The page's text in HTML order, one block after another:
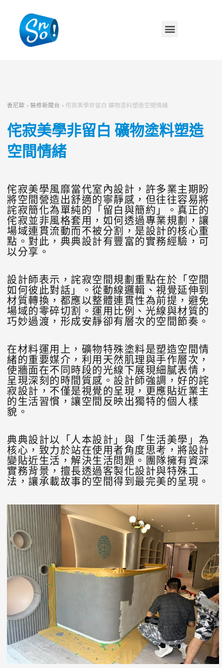
香尼歐 »裝修新聞台 »侘寂美學非留白 礦物塗料塑造空間情緒
侘寂美學非留白 礦物塗料塑造
空間情緒
侘寂美學風靡當代室內設計，許多業主期盼
將空間營造出舒適的寧靜感，但往往容易將
詫寂簡化為單純的「留白與簡約」。真正的
侘寂並非風格套用，如何透過專業規劃，讓
場域連貫流動而不被分割，是設計的核心重
點。對此，典典設計有豐富的實務經驗，可
以分享。
設計師表示，詫寂空間規劃重點在於「空間
如何彼此對話」。從動線邏輯、視覺延伸到
材質轉換，都應以整體連貫性為前提，避免
場域的零碎切割。運用比例、光線與材質的
巧妙過渡，形成安靜卻有層次的空間節奏。
在材料運用上，礦物特殊塗料是塑造空間情
緒的重要媒介，利用天然肌理與手作層次，
使牆面在不同時段的光線下展現細膩表情，
呈現深刻的時間質感。設計師強調，好的詫
寂設計，不僅是視覺的呈現，更應貼近業主
的生活習慣，讓空間反映出獨特的個人樣
貌。
典典設計以「人本設計」與「生活美學」為
核心，致力於站在使用者角度思考，將設計
變貼近生活，解決生活問題。團隊擁有資深
實務背景，擅長透過客製化設計與特殊工
法，讓承載故事的空間得到最完美的呈現。